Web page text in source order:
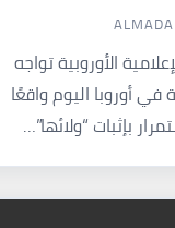
الأوروبية تواجه
في أوروبا اليوم واقعًا
بإثبات “ولائها”…